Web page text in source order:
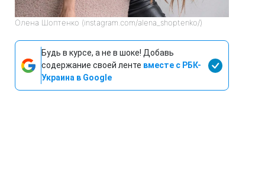
Олена Шоптенко (instagram.com/alena_shoptenko/)
Будь в курсе, а не в шоке! Добавь
содержание своей ленте вместе с РБК-
Украина в Google